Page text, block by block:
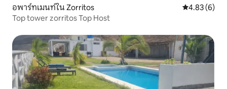
อพาร์ทเมนท์ใน Zorritos คะแนนเฉลี่ย
4.83 (6)
Top tower zorritos Top Host